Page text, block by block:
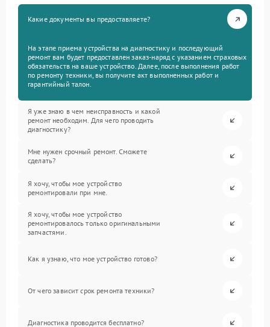
Какие документы вы предоставляете?
На этапе приема устройства на диагностику и последующий
ремонт вам будет предоставлен заказ-наряд с указанием страховых
обязательств на ваше устройство. Далее, после выполнения работ
по ремонту техники, вы получите акт выполненных работ и
гарантийный талон.
Я уже знаю в чем неисправность и какой
ремонт необходим. Для чего проводить
диагностику?
Мне нужен срочный ремонт. Сможете
сделать?
Я хочу, чтобы мое устройство
ремонтировали при мне.
Я хочу, чтобы мое устройство
ремонтировалось только оригинальными
запчастями.
Как я узнаю, что мое устройство готово?
От чего зависит срок ремонта техники?
Диагностика проводится бесплатно?